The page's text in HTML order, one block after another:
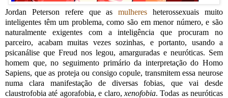
Jordan Peterson refere que asmulheres heterossexuais muito
inteligentes têm um problema, como são em menor número, e são
naturalmente exigentes com a inteligência que procuram no
parceiro, acabam muitas vezes sozinhas, e portanto, usando a
psicanálise que Freud nos legou, amarguradas e neuróticas. Sem
homem que, no seguimento primário da interpretação do Homo
Sapiens, que as proteja ou consigo copule, transmitem essa neurose
numa clara manifestação de diversas fobias, que vai desde
claustrofobia até agorafobia, e claro, xenofobia. Todas as neuróticas